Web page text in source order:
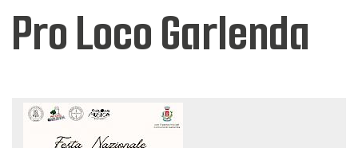
Pro Loco Garlenda